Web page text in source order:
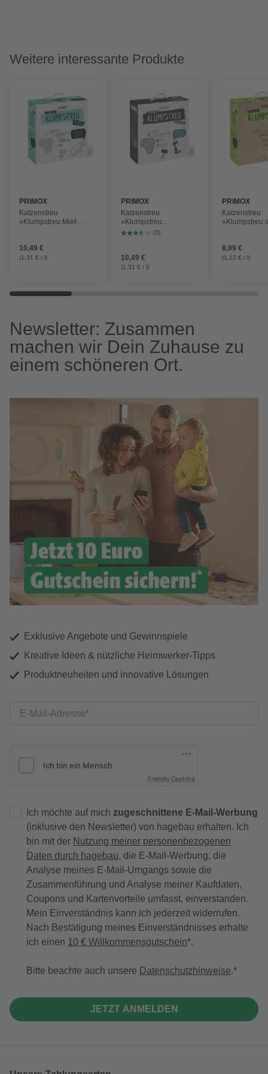
Weitere interessante Produkte
PRIMOX
Katzenstreu
»Klumpstreu Mief-
Karton, 7,5 kg
10,49 €
(1,31 € / l)
PRIMOX
Katzenstreu
»Klumpstreu
Aktivkohle«, 1 Karton,
(3)
10,49 €
(1,31 € / l)
PRIMOX
Katzenstreu
»Klumpstreu
8,99 €
(1,12 € / l)
Newsletter: Zusammen
machen wir Dein Zuhause zu
einem schöneren Ort.
Exklusive Angebote und Gewinnspiele
Kreative Ideen & nützliche Heimwerker-Tipps
Produktneuheiten und innovative Lösungen
E-Mail-Adresse
Friendly Captcha
Ich möchte auf mich zugeschnittene E-Mail-Werbung
(inklusive den Newsletter) von hagebau erhalten. Ich
bin mit der Nutzung meiner personenbezogenen
Daten durch hagebau, die E-Mail-Werbung, die
Analyse meines E-Mail-Umgangs sowie die
Zusammenführung und Analyse meiner Kaufdaten,
Coupons und Kartenvorteile umfasst, einverstanden.
Mein Einverständnis kann ich jederzeit widerrufen.
Nach Bestätigung meines Einverständnisses erhalte
ich einen 10 € Willkommensgutschein*.
Bitte beachte auch unsere Datenschutzhinweise.
JETZT ANMELDEN